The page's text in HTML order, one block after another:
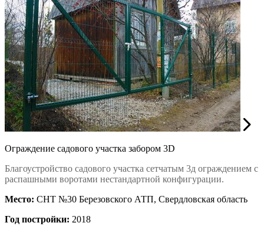
Ограждение садового участка забором 3D
Благоустройство садового участка сетчатым 3д ограждением с
распашными воротами нестандартной конфигурации.
Место: СНТ №30 Березовского АТП, Свердловская область
Год постройки: 2018